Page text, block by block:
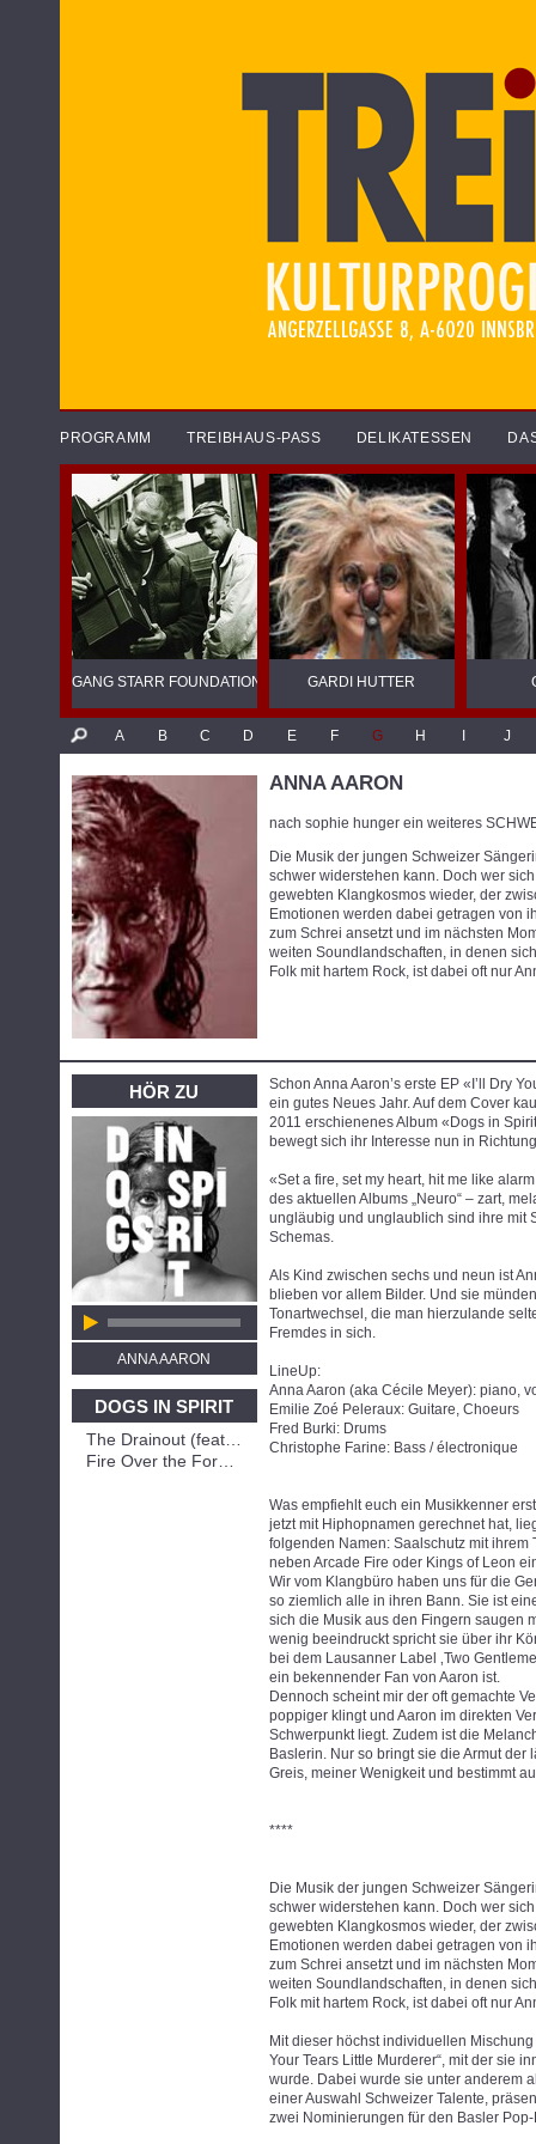
PROGRAMM TREIBHAUS-PASS DELIKATESSEN
GANG STARR FOUNDATION GARDI HUTTER
A B C D E F G H J
ANNA AARON
nach sophie hunger ein weiteres
Die Musik der jungen Schweizer
schwer widerstehen kann. Doch wer
gewebten Klangkosmos wieder, der
Emotionen werden dabei getragen von
zum Schrei ansetzt und im nächsten
weiten Soundlandschaften, in denen
Folk mit hartem Rock, ist dabei oft nur
HÖR ZU
ANNA AARON
DOGS IN SPIRIT
Schon Anna Aaron’s erste EP «I’ll Dry
ein gutes Neues Jahr. Auf dem Cover
2011 erschienenes Album «Dogs in
bewegt sich ihr Interesse nun in
«Set a fire, set my heart, hit me like
des aktuellen Albums „Neuro“ – zart,
ungläubig und unglaublich sind ihre mit
Schemas.
Als Kind zwischen sechs und neun ist
blieben vor allem Bilder. Und sie
Tonartwechsel, die man hierzulande
Fremdes in sich.
LineUp:
Anna Aaron (aka Cécile Meyer): piano,
Emilie Zoé Peleraux: Guitare, Choeurs
Fred Burki: Drums
Christophe Farine: Bass / électronique
Was empfiehlt euch ein Musikkenner
jetzt mit Hiphopnamen gerechnet hat,
folgenden Namen: Saalschutz mit ihrem
neben Arcade Fire oder Kings of Leon
Wir vom Klangbüro haben uns für die
so ziemlich alle in ihren Bann. Sie ist
sich die Musik aus den Fingern saugen
wenig beeindruckt spricht sie über ihr
bei dem Lausanner Label ‚Two
ein bekennender Fan von Aaron ist.
Dennoch scheint mir der oft gemachte
poppiger klingt und Aaron im direkten
Schwerpunkt liegt. Zudem ist die
Baslerin. Nur so bringt sie die Armut
Greis, meiner Wenigkeit und bestimmt
****
Die Musik der jungen Schweizer
schwer widerstehen kann. Doch wer
gewebten Klangkosmos wieder, der
Emotionen werden dabei getragen von
zum Schrei ansetzt und im nächsten
weiten Soundlandschaften, in denen
Folk mit hartem Rock, ist dabei oft nur
Mit dieser höchst individuellen
Your Tears Little Murderer“, mit der sie
wurde. Dabei wurde sie unter anderem
einer Auswahl Schweizer Talente,
zwei Nominierungen für den Basler